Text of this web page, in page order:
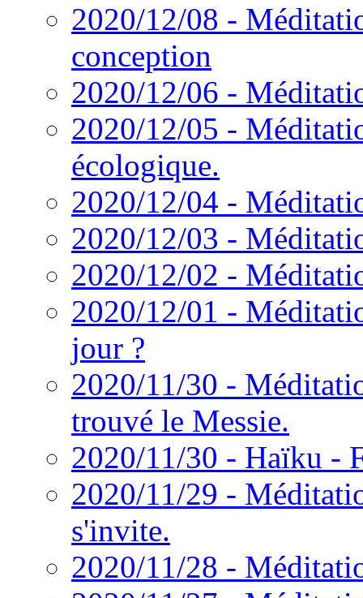
2020/12/08 -
conception
2020/12/06 -
2020/12/05 -
écologique.
2020/12/04 -
2020/12/03 -
2020/12/02 -
2020/12/01 -
jour ?
2020/11/30 -
trouvé le Messie.
2020/11/30 - Haïku -
2020/11/29 -
s'invite.
2020/11/28 -